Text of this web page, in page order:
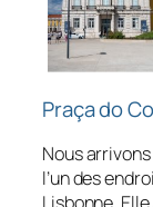
Praça do
Nous
l’un des